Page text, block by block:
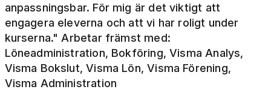
anpassningsbar. För mig är det viktigt att
engagera eleverna och att vi har roligt under
kurserna." Arbetar främst med:
Löneadministration, Bokföring, Visma Analys,
Visma Bokslut, Visma Lön, Visma Förening,
Visma Administration